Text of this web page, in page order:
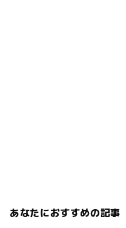
あなたにおすすめの記事